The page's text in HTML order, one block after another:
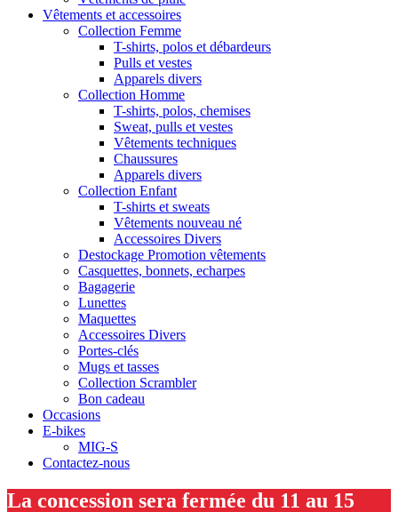
Vêtements et accessoires
Collection Femme
T-shirts, polos et débardeurs
Pulls et vestes
Apparels divers
Collection Homme
T-shirts, polos, chemises
Sweat, pulls et vestes
Vêtements techniques
Chaussures
Apparels divers
Collection Enfant
T-shirts et sweats
Vêtements nouveau né
Accessoires Divers
Destockage Promotion vêtements
Casquettes, bonnets, echarpes
Bagagerie
Lunettes
Maquettes
Accessoires Divers
Portes-clés
Mugs et tasses
Collection Scrambler
Bon cadeau
Occasions
E-bikes
MIG-S
Contactez-nous
La concession sera fermée du 11 au 15